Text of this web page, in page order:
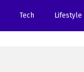
Tech Lifestyle